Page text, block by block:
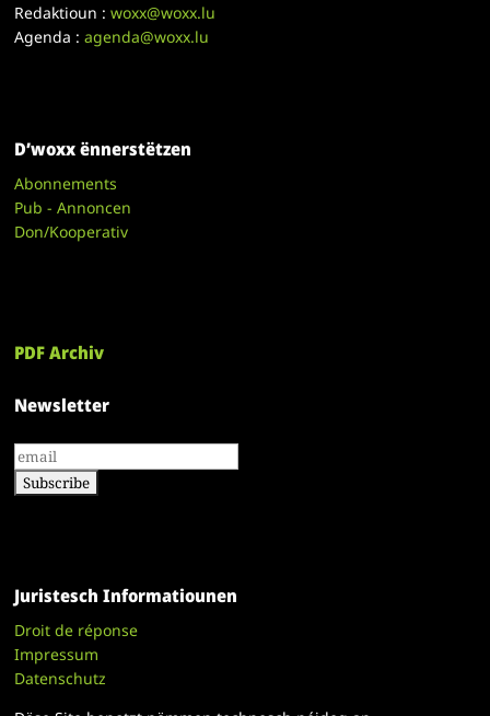
Redaktioun :woxx@woxx.lu
Agenda :agenda@woxx.lu
D’woxx ënnerstëtzen
Abonnements
Pub - Annoncen
Don/Kooperativ
PDF Archiv
Newsletter
Juristesch Informatiounen
Droit de réponse
Impressum
Datenschutz